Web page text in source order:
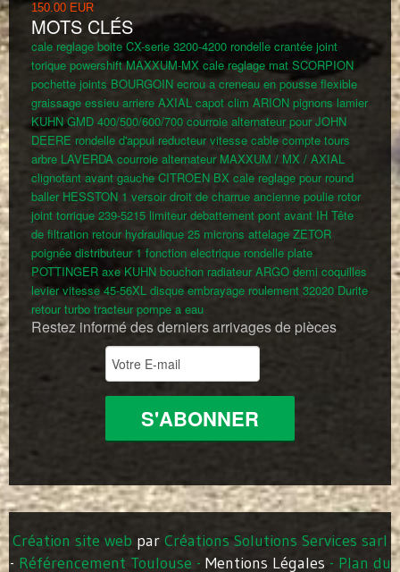
150.00 EUR
MOTS CLÉS
cale reglage boite CX-serie 3200-4200 rondelle crantée joint
torique powershift MAXXUM-MX cale reglage mat SCORPION
pochette joints BOURGOIN ecrou a creneau en pousse flexible
graissage essieu arriere AXIAL capot clim ARION pignons lamier
KUHN GMD 400/500/600/700 courroie alternateur pour JOHN
DEERE rondelle d'appui reducteur vitesse cable compte tours
arbre LAVERDA courroie alternateur MAXXUM / MX / AXIAL
clignotant avant gauche CITROEN BX cale reglage pour round
baller HESSTON 1 versoir droit de charrue ancienne poulie rotor
joint torrique 239-5215 limiteur debattement pont avant IH Tête
de filtration retour hydraulique 25 microns attelage ZETOR
poignée distributeur 1 fonction electrique rondelle plate
POTTINGER axe KUHN bouchon radiateur ARGO demi coquilles
levier vitesse 45-56XL disque embrayage roulement 32020 Durite
retour turbo tracteur pompe a eau
Restez informé des derniers arrivages de pièces
Création site web par Créations Solutions Services sarl
- Référencement Toulouse - Mentions Légales - Plan du